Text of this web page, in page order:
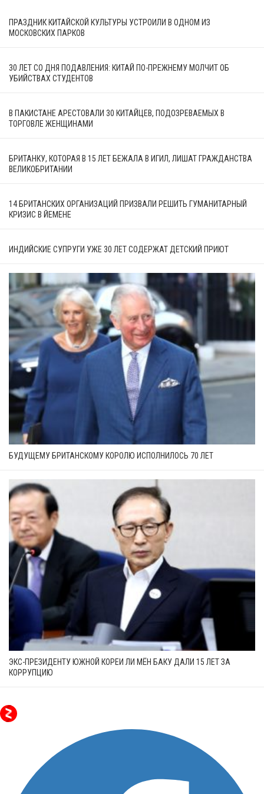
ПРАЗДНИК КИТАЙСКОЙ КУЛЬТУРЫ УСТРОИЛИ В ОДНОМ ИЗ
МОСКОВСКИХ ПАРКОВ
30 ЛЕТ СО ДНЯ ПОДАВЛЕНИЯ: КИТАЙ ПО-ПРЕЖНЕМУ МОЛЧИТ ОБ
УБИЙСТВАХ СТУДЕНТОВ
В ПАКИСТАНЕ АРЕСТОВАЛИ 30 КИТАЙЦЕВ, ПОДОЗРЕВАЕМЫХ В
ТОРГОВЛЕ ЖЕНЩИНАМИ
БРИТАНКУ, КОТОРАЯ В 15 ЛЕТ БЕЖАЛА В ИГИЛ, ЛИШАТ ГРАЖДАНСТВА
ВЕЛИКОБРИТАНИИ
14 БРИТАНСКИХ ОРГАНИЗАЦИЙ ПРИЗВАЛИ РЕШИТЬ ГУМАНИТАРНЫЙ
КРИЗИС В ЙЕМЕНЕ
ИНДИЙСКИЕ СУПРУГИ УЖЕ 30 ЛЕТ СОДЕРЖАТ ДЕТСКИЙ ПРИЮТ
БУДУЩЕМУ БРИТАНСКОМУ КОРОЛЮ ИСПОЛНИЛОСЬ 70 ЛЕТ
ЭКС-ПРЕЗИДЕНТУ ЮЖНОЙ КОРЕИ ЛИ МЁН БАКУ ДАЛИ 15 ЛЕТ ЗА
КОРРУПЦИЮ